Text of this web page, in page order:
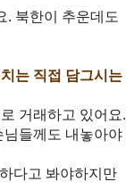
. 북한이 추운데도
는 직접 담그시는
거래하고 있어요.
님들께도 내놓아야
다고 봐야하지만